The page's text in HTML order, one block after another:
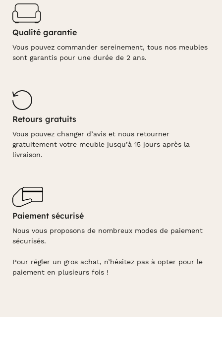
Qualité garantie
Vous pouvez commander sereinement, tous nos meubles
sont garantis pour une durée de 2 ans.
Retours gratuits
Vous pouvez changer d’avis et nous retourner
gratuitement votre meuble jusqu’à 15 jours après la
livraison.
Paiement sécurisé
Nous vous proposons de nombreux modes de paiement
sécurisés.
Pour régler un gros achat, n’hésitez pas à opter pour le
paiement en plusieurs fois !